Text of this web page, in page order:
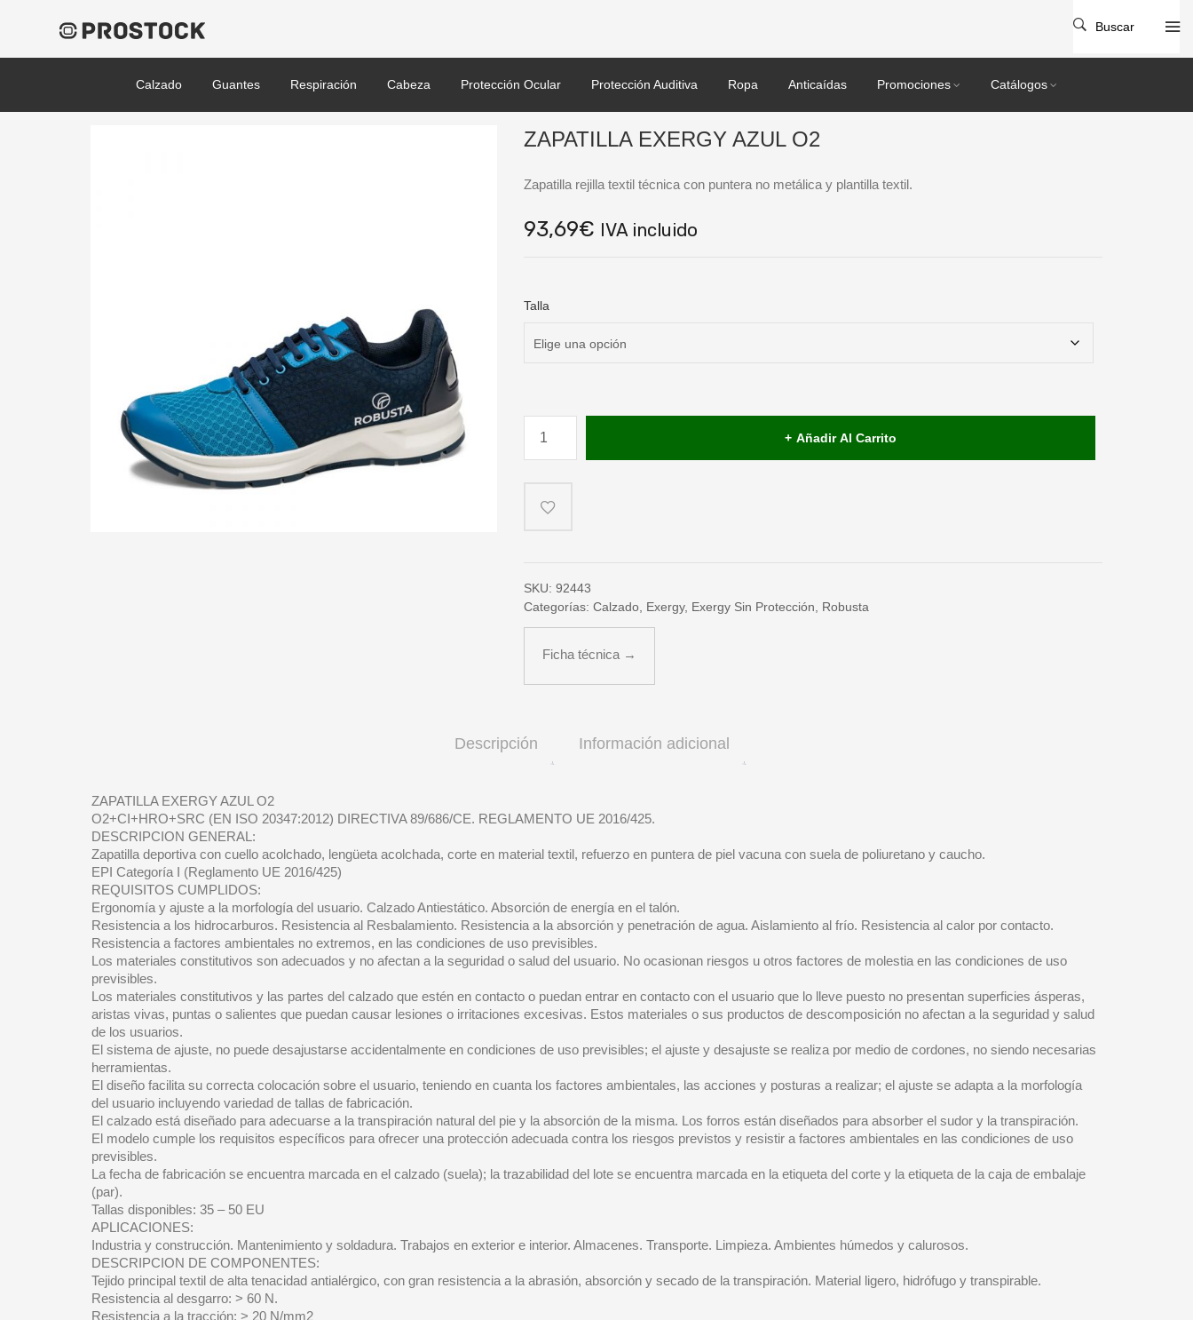
Calzado Guantes Respiración Cabeza Protección Ocular Protección Auditiva Ropa Anticaídas Promociones Catálogos
Buscar
ZAPATILLA EXERGY AZUL O2
Zapatilla rejilla textil técnica con puntera no metálica y plantilla textil.
93,69€ IVA incluido
Talla
EXERGY
Añadir Al Carrito
SKU: 92443
Categorías: Calzado, Exergy, Exergy Sin Protección Robusta
Ficha técnica →
Descripción Información adicional
ZAPATILLA EXERGY AZUL O2
O2+CI+HRO+SRC (EN ISO 20347:2012) DIRECTIVA 89/686/CE. REGLAMENTO UE 2016/425.
DESCRIPCION GENERAL:
Zapatilla deportiva con cuello acolchado, lengüeta acolchada, corte en material textil, refuerzo en puntera de piel vacuna con suela de poliuretano y caucho.
EPI Categoría I (Reglamento UE 2016/425)
REQUISITOS CUMPLIDOS:
Ergonomía y ajuste a la morfología del usuario. Calzado Antiestático. Absorción de energía en el talón.
Resistencia a los hidrocarburos. Resistencia al Resbalamiento. Resistencia a la absorción y penetración de agua. Aislamiento al frío. Resistencia al calor por contacto.
Resistencia a factores ambientales no extremos, en las condiciones de uso previsibles.
Los materiales constitutivos son adecuados y no afectan a la seguridad o salud del usuario. No ocasionan riesgos u otros factores de molestia en las condiciones de uso
previsibles.
Los materiales constitutivos y las partes del calzado que estén en contacto o puedan entrar en contacto con el usuario que lo lleve puesto no presentan superficies ásperas,
aristas vivas, puntas o salientes que puedan causar lesiones o irritaciones excesivas. Estos materiales o sus productos de descomposición no afectan a la seguridad y salud
de los usuarios.
El sistema de ajuste, no puede desajustarse accidentalmente en condiciones de uso previsibles; el ajuste y desajuste se realiza por medio de cordones, no siendo necesarias
herramientas.
El diseño facilita su correcta colocación sobre el usuario, teniendo en cuanta los factores ambientales, las acciones y posturas a realizar; el ajuste se adapta a la morfología
del usuario incluyendo variedad de tallas de fabricación.
El calzado está diseñado para adecuarse a la transpiración natural del pie y la absorción de la misma. Los forros están diseñados para absorber el sudor y la transpiración.
El modelo cumple los requisitos específicos para ofrecer una protección adecuada contra los riesgos previstos y resistir a factores ambientales en las condiciones de uso
previsibles.
La fecha de fabricación se encuentra marcada en el calzado (suela); la trazabilidad del lote se encuentra marcada en la etiqueta del corte y la etiqueta de la caja de embalaje
(par).
Tallas disponibles: 35 – 50 EU
APLICACIONES:
Industria y construcción. Mantenimiento y soldadura. Trabajos en exterior e interior. Almacenes. Transporte. Limpieza. Ambientes húmedos y calurosos.
DESCRIPCION DE COMPONENTES:
Tejido principal textil de alta tenacidad antialérgico, con gran resistencia a la abrasión, absorción y secado de la transpiración. Material ligero, hidrófugo y transpirable.
Resistencia al desgarro: > 60 N.
Resistencia a la tracción: > 20 N/mm2